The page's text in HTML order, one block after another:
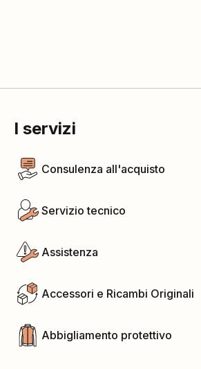
I servizi
Consulenza all'acquisto
Servizio tecnico
Assistenza
Accessori e Ricambi Originali
Abbigliamento protettivo